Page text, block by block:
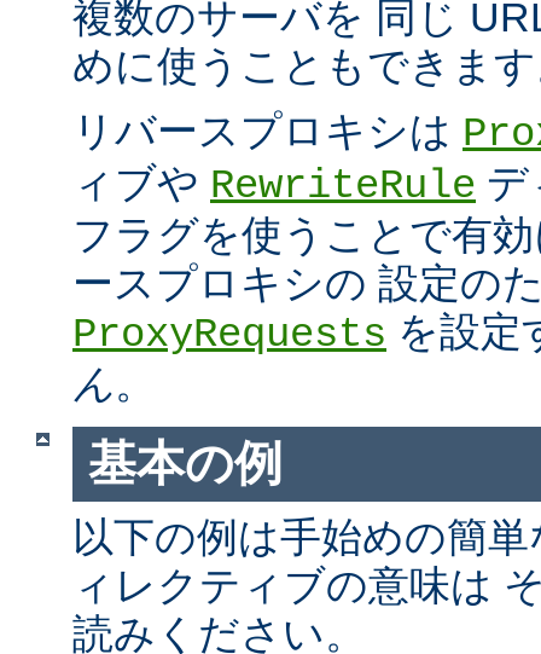
複数のサーバを 同じ
めに使うこともできま
リバースプロキシは
ィブや RewriteRule
フラグを使うことで有
ースプロキシの 設定の
ProxyRequests を設定
ん。
基本の例
以下の例は手始めの簡
ィレクティブの意味は
読みください。